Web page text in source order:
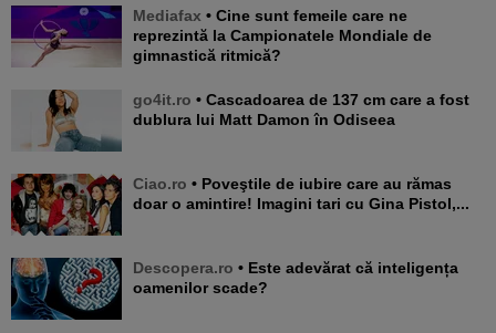
Mediafax • Cine sunt femeile care ne
reprezintă la Campionatele Mondiale de
gimnastică ritmică?
go4it.ro • Cascadoarea de 137 cm care a fost
dublura lui Matt Damon în Odiseea
Ciao.ro • Poveştile de iubire care au rămas
doar o amintire! Imagini tari cu Gina Pistol,...
Descopera.ro • Este adevărat că inteligența
oamenilor scade?